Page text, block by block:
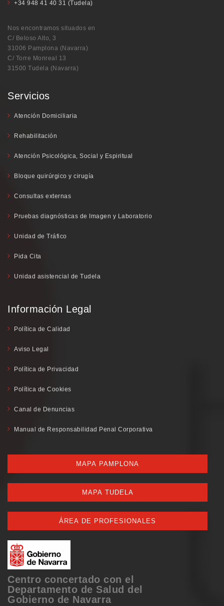
+34 948 41 40 31 (Tudela)
Nos encontramos situados en
C/ Beloso Alto, 3
31006 Pamplona (Navarra)
C/ Torre Monreal 13
31500 Tudela (Navarra)
Servicios
Atención Domiciliaria
Rehabilitación
Atención Psicológica, Social y Espiritual
Bloque quirúrgico y cirugía
Consultas externas
Pruebas diagnósticas de Imagen y Laboratorio
Unidad de Tráfico
Pida Cita
Unidad asistencial de Tudela
Información Legal
Política de Calidad
Aviso Legal
Política de Privacidad
Política de Cookies
Canal de Denuncias
Manual de Responsabilidad Penal Corporativa
MAPA PAMPLONA
MAPA TUDELA
ÁREA DE PROFESIONALES
Centro concertado con el
Departamento de Salud del
Gobierno de Navarra